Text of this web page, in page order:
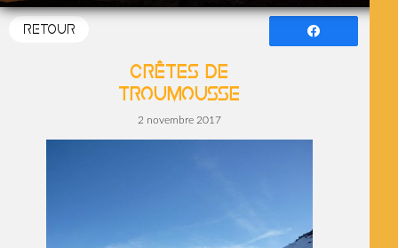
RETOUR
Crêtes de
Troumousse
2 novembre 2017